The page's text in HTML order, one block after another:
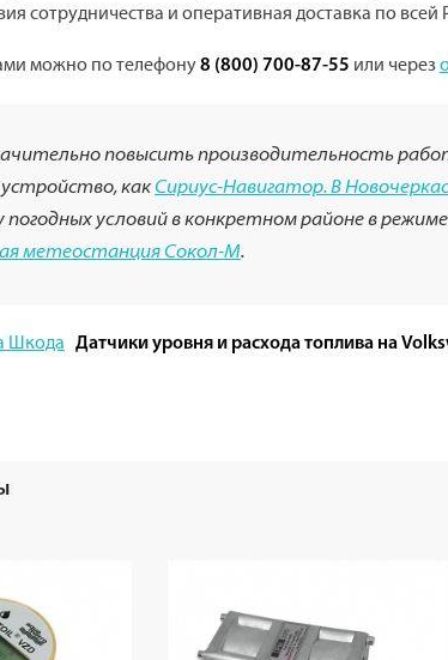
сотрудничества и оперативная доставка по всей
можно по телефону8 (800) 700-87-55 или через
повысить производительность
какСириус-Навигатор. В
условий в конкретном районе в
метеостанция Сокол-М.
Шкода Датчики уровня и расхода топлива на